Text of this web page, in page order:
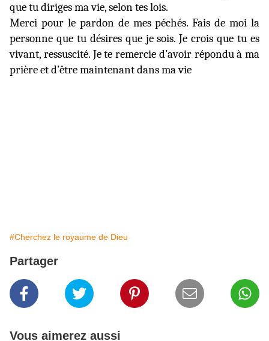
que tu diriges ma vie, selon tes lois.
Merci pour le pardon de mes péchés. Fais de moi la
personne que tu désires que je sois. Je crois que tu es
vivant, ressuscité. Je te remercie d’avoir répondu à ma
prière et d’être maintenant dans ma vie
#Cherchez le royaume de Dieu
Partager
Vous aimerez aussi